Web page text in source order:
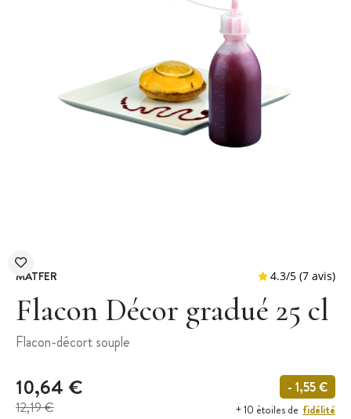
MATFER
Flacon Décor gradué 25 cl
Flacon-décort souple
10,64 €
12,19 €
- 1,55 €
+ 10 étoiles de fidélité